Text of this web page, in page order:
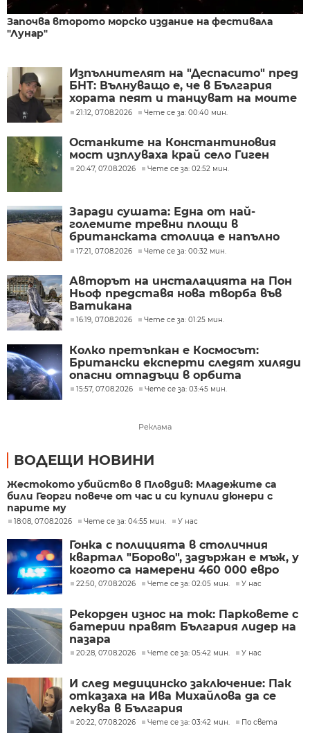
Започва второто морско издание на фестивала
"Лунар"
Изпълнителят на "Деспасито" пред
БНТ: Вълнуващо е, че в България
хората пеят и танцуват на моите
песни
21:12, 07.08.2026 Чете се за: 00:40 мин.
Останките на Константиновия
мост изплуваха край село Гиген
20:47, 07.08.2026 Чете се за: 02:52 мин.
Заради сушата: Една от най-
големите тревни площи в
британската столица е напълно
изгоряла
17:21, 07.08.2026 Чете се за: 00:32 мин.
Авторът на инсталацията на Пон
Ньоф представя нова творба във
Ватикана
16:19, 07.08.2026 Чете се за: 01:25 мин.
Колко претъпкан е Космосът:
Британски експерти следят хиляди
опасни отпадъци в орбита
15:57, 07.08.2026 Чете се за: 03:45 мин.
Реклама
ВОДЕЩИ НОВИНИ
Жестокото убийство в Пловдив: Младежите са
били Георги повече от час и си купили дюнери с
парите му
18:08, 07.08.2026 Чете се за: 04:55 мин. У нас
Гонка с полицията в столичния
квартал "Борово", задържан е мъж, у
когото са намерени 460 000 евро
22:50, 07.08.2026 Чете се за: 02:05 мин. У нас
Рекорден износ на ток: Парковете с
батерии правят България лидер на
пазара
20:28, 07.08.2026 Чете се за: 05:42 мин. У нас
И след медицинско заключение: Пак
отказаха на Ива Михайлова да се
лекува в България
20:22, 07.08.2026 Чете се за: 03:42 мин. По света